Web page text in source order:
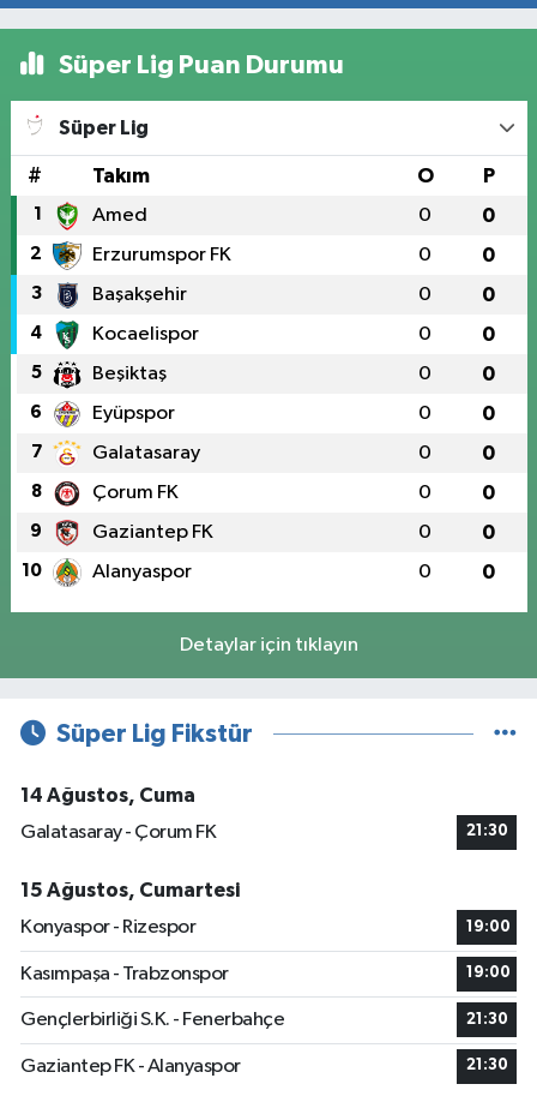
Süper Lig Puan Durumu
Süper Lig
# Takım O P
1 Amed 0 0
2 Erzurumspor FK 0 0
3 Başakşehir 0 0
4 Kocaelispor 0 0
5 Beşiktaş 0 0
6 Eyüpspor 0 0
7 Galatasaray 0 0
8 Çorum FK 0 0
9 Gaziantep FK 0 0
10 Alanyaspor 0 0
Detaylar için tıklayın
Süper Lig Fikstür
14 Ağustos, Cuma
Galatasaray - Çorum FK
21:30
15 Ağustos, Cumartesi
Konyaspor - Rizespor
19:00
Kasımpaşa - Trabzonspor 19:00
Gençlerbirliği S.K. - Fenerbahçe 21:30
Gaziantep FK - Alanyaspor 21:30